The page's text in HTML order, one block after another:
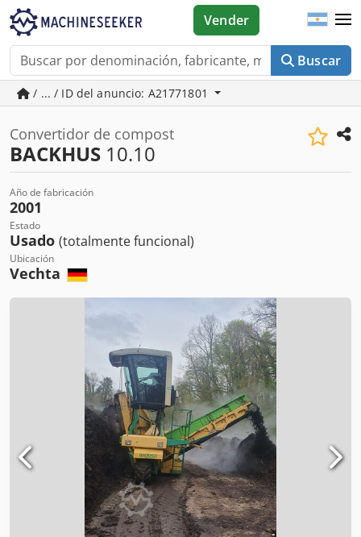
Buscar
Vender
/ ... / ID del anuncio: A21771801
Convertidor de compost
BACKHUS 10.10
Año de fabricación
2001
Estado
Usado (totalmente funcional)
Ubicación
Vechta